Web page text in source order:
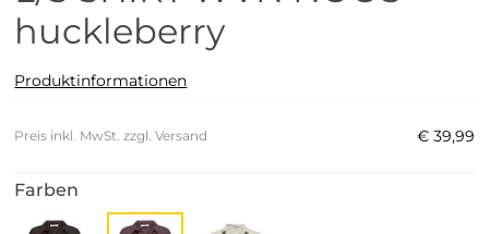
huckleberry
Produktinformationen
Preis inkl. MwSt. zzgl. Versand € 39,99
Farben